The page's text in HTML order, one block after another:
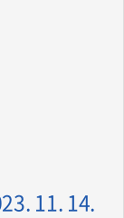
11. 14.